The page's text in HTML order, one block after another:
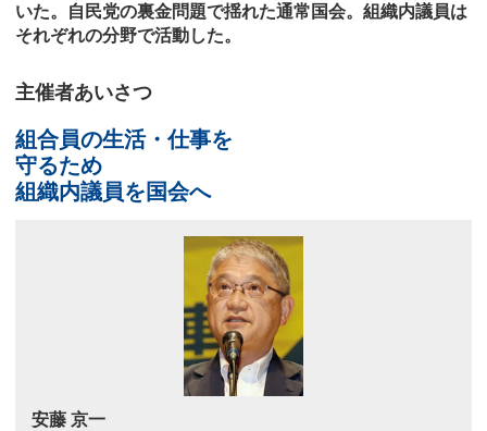
いた。自民党の裏金問題で揺れた通常国会。組織内議員は
それぞれの分野で活動した。
主催者あいさつ
組合員の生活・仕事を
守るため
組織内議員を国会へ
安藤 京一